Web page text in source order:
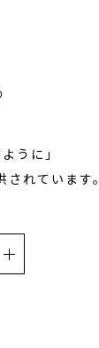
うに」
されています。